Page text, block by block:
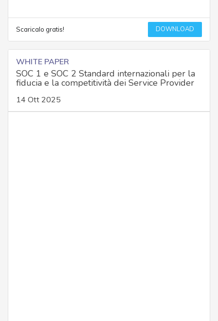
Scaricalo gratis! DOWNLOAD
WHITE PAPER
SOC 1 e SOC 2 Standard internazionali per la
fiducia e la competitività dei Service Provider
14 Ott 2025